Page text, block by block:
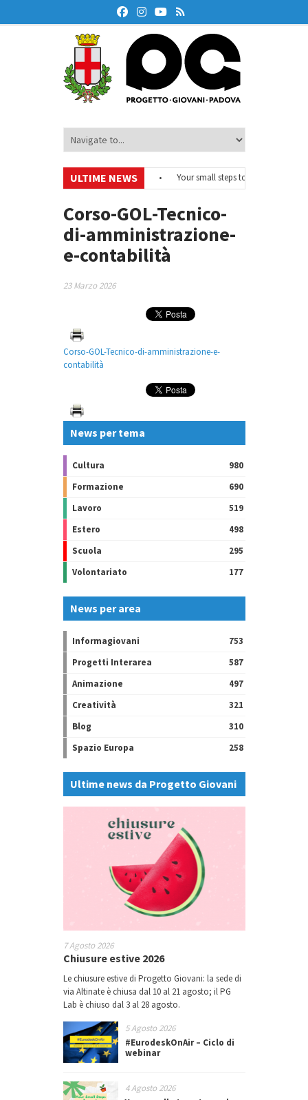
ULTIME NEWS
#EurodeskOnAir – Ciclo di webinar
Your small steps towards
educazione finanziaria
• Oxford Debate Lab – Borse di studio 2026/27
Corso-GOL-Tecnico-
di-amministrazione-
e-contabilità
23 Marzo 2026
Corso-GOL-Tecnico-di-amministrazione-e-
contabilità
News per tema
Cultura
980
Formazione
690
Lavoro
519
Estero
498
Scuola
295
Volontariato
177
News per area
Informagiovani
753
Progetti Interarea
587
Animazione
497
Creatività
321
Blog
310
Spazio Europa
258
Ultime news da Progetto Giovani
7 Agosto 2026
Chiusure estive 2026
Le chiusure estive di Progetto Giovani: la sede di
via Altinate è chiusa dal 10 al 21 agosto; il PG
Lab è chiuso dal 3 al 28 agosto.
5 Agosto 2026
#EurodeskOnAir – Ciclo di
webinar
4 Agosto 2026